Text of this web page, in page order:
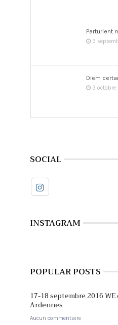
Parturient
3
Diem
3 octobre
SOCIAL
INSTAGRAM
POPULAR POSTS
17-18 septembre 2016
Ardennes
Aucun commentaire